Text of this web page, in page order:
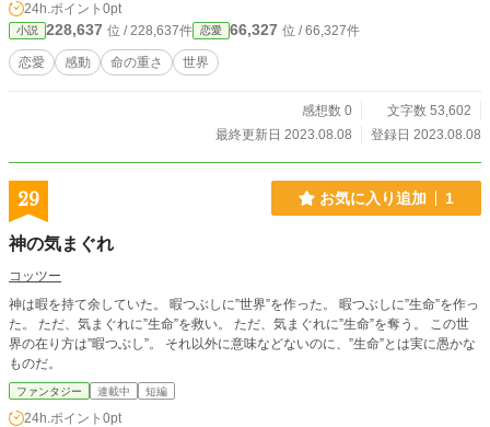
幸せに生きられる。だったら自分が守るから。そう思うこと
ができる人は強い人そう感じるかもしれませんが、それでは
その子の奥底に隠れる心の本当の弱さを誰が気づいてあげら
れるのでしょうか… 奇跡、それは偶然が何度も起こり続ける
それを運命と呼ぶ。 だとすると、奇跡が運命に変わる瞬間は
今に始まったことではなくずっと昔の人々もそれを繰り返し
24h.ポイント 0pt
小説 228,637 位 / 228,637件 恋愛 66,327 位 / 66,327件
恋愛 感動 命の重さ 世界
感想数 0
文字数 53,602
最終更新日 2023.08.08
登録日 2023.08.08
29 お気に入り追加 1
神の気まぐれ
コッツー
神は暇を持て余していた。 暇つぶしに”世界”を作った。 暇つぶしに”生命”を作っ
た。 ただ、気まぐれに”生命”を救い。 ただ、気まぐれに”生命”を奪う。 この世
界の在り方は”暇つぶし”。 それ以外に意味などないのに、”生命”とは実に愚かな
ものだ。
ファンタジー 連載中 短編
24h.ポイント 0pt